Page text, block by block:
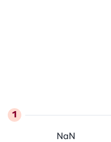
NaN